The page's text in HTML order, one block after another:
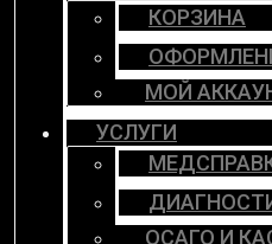
КОРЗИНА
МОЙ
УСЛУГИ
ОСАГО И